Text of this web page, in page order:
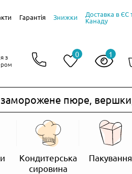
0 1
з
Гарантія Знижки Доставка в ЄС
Канаду
пюре, вершки,
Кондитерська
сировина
Пакування